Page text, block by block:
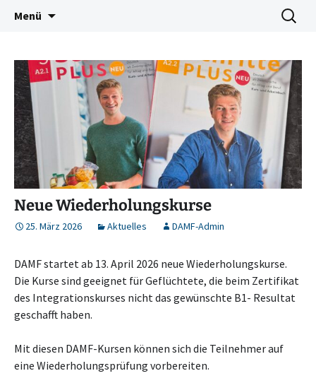
Damf Dresden
Deutschkurse Asyl Migration Flucht Dresden
Menü
Suchen
nach:
Neue Wiederholungskurse
25. März 2026 Aktuelles DAMF-Admin
DAMF startet ab 13. April 2026 neue Wiederholungskurse.
Die Kurse sind geeignet für Geflüchtete, die beim Zertifikat
des Integrationskurses nicht das gewünschte B1- Resultat
geschafft haben.
Mit diesen DAMF-Kursen können sich die Teilnehmer auf
eine Wiederholungsprüfung vorbereiten.